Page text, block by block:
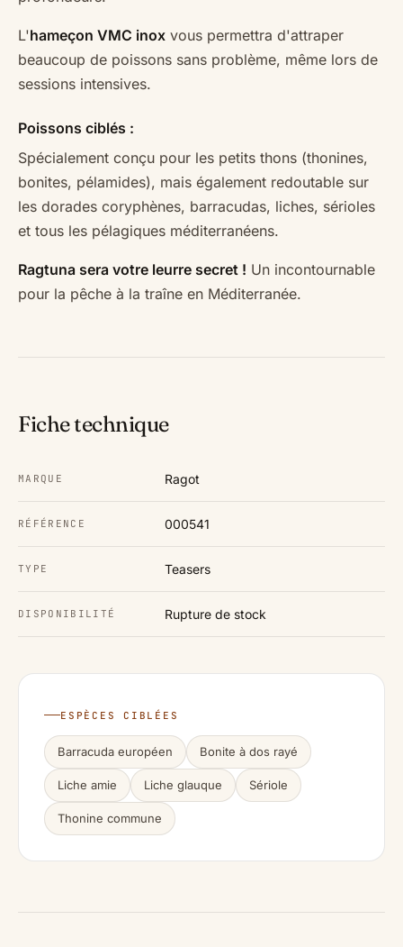
L'hameçon VMC inox vous permettra d'attraper
beaucoup de poissons sans problème, même lors de
sessions intensives.
Poissons ciblés :
Spécialement conçu pour les petits thons (thonines,
bonites, pélamides), mais également redoutable sur
les dorades coryphènes, barracudas, liches, sérioles
et tous les pélagiques méditerranéens.
Ragtuna sera votre leurre secret ! Un incontournable
pour la pêche à la traîne en Méditerranée.
Fiche technique
MARQUE Ragot
RÉFÉRENCE 000541
TYPE Teasers
DISPONIBILITÉ Rupture de stock
ESPÈCES CIBLÉES
Barracuda européen Bonite à dos rayé
Liche amie Liche glauque Sériole
Thonine commune